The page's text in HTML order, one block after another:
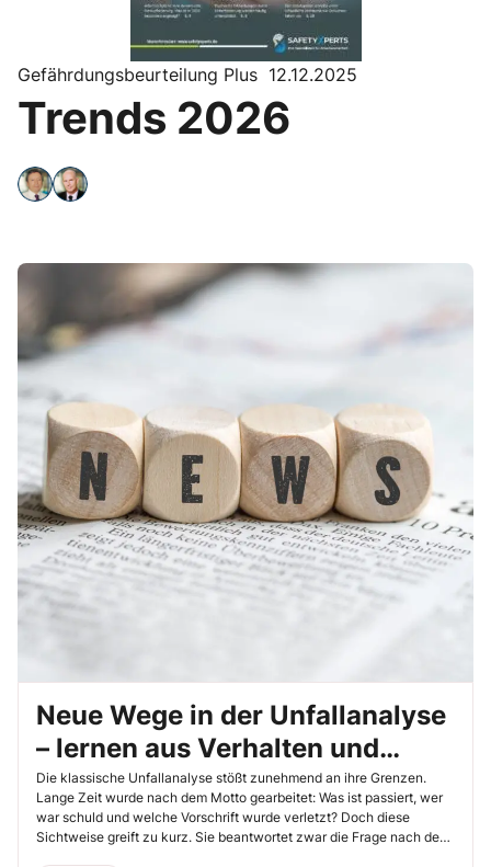
Gefährdungsbeurteilung Plus 12.12.2025
Trends 2026
Neue Wege in der Unfallanalyse
– lernen aus Verhalten und
Umfeld
Die klassische Unfallanalyse stößt zunehmend an ihre Grenzen.
Lange Zeit wurde nach dem Motto gearbeitet: Was ist passiert, wer
war schuld und welche Vorschrift wurde verletzt? Doch diese
Sichtweise greift zu kurz. Sie beantwortet zwar die Frage nach dem